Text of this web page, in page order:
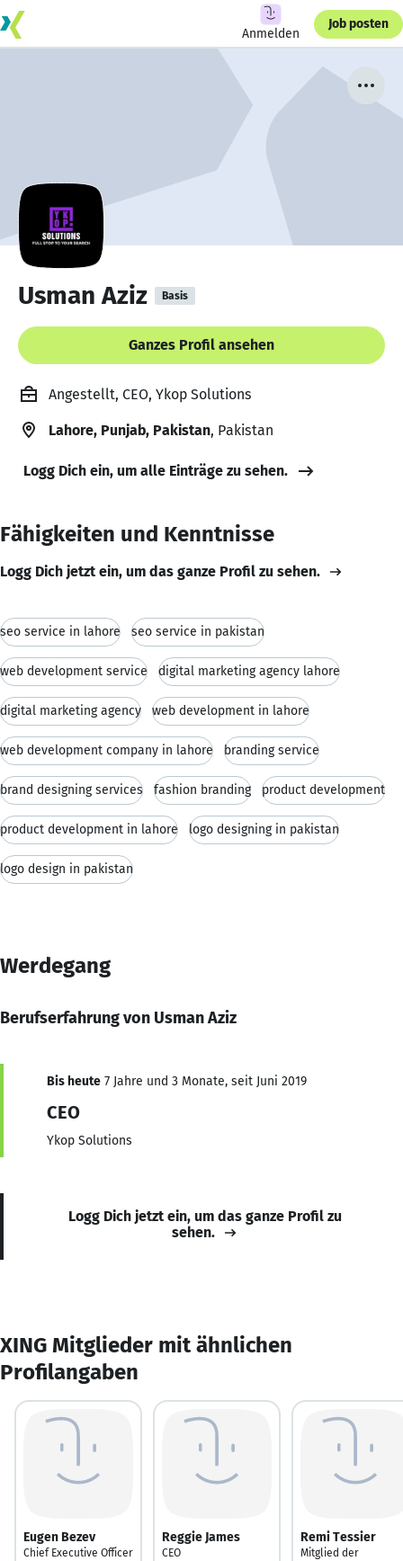
Anmelden
Job posten
Usman Aziz Basis
Ganzes Profil ansehen
Angestellt, CEO, Ykop Solutions
Lahore, Punjab, Pakistan, Pakistan
Logg Dich ein, um alle Einträge zu sehen.
Fähigkeiten und Kenntnisse
Logg Dich jetzt ein, um das ganze Profil zu sehen.
seo service in lahore seo service in pakistan
web development service digital marketing agency lahore
digital marketing agency web development in lahore
web development company in lahore branding service
brand designing services fashion branding product development
product development in lahore logo designing in pakistan
logo design in pakistan
Werdegang
Berufserfahrung von Usman Aziz
Bis heute 7 Jahre und 3 Monate, seit Juni 2019
CEO
Ykop Solutions
Logg Dich jetzt ein, um das ganze Profil zu
sehen.
XING Mitglieder mit ähnlichen
Profilangaben
Eugen Bezev
Chief Executive Officer
Reggie James
CEO
Remi Tessier
Mitglied der